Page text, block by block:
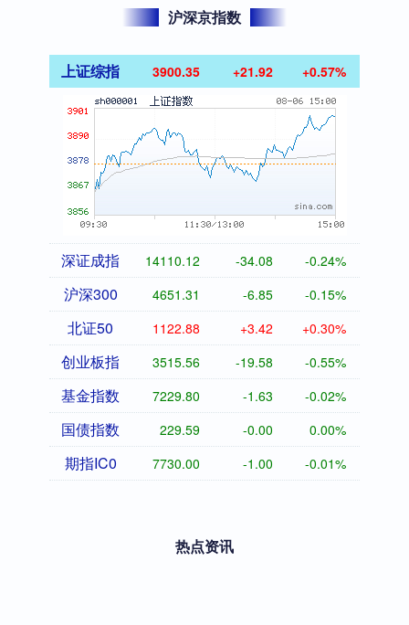
沪深京指数
上证综指 3900.35 +21.92 +0.57%
深证成指 14110.12 -34.08 -0.24%
沪深300 4651.31 -6.85 -0.15%
北证50 1122.88 +3.42 +0.30%
创业板指 3515.56 -19.58 -0.55%
基金指数 7229.80 -1.63 -0.02%
国债指数 229.59 -0.00 0.00%
期指IC0 7730.00 -1.00 -0.01%
热点资讯